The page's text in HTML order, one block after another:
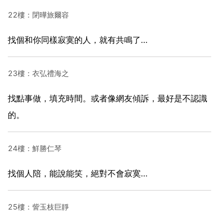
22樓：閉曄旅爾容
找個和你同樣寂寞的人，就有共鳴了…
23樓：衣弘禮海之
找點事做，填充時間。或者像網友傾訴，最好是不認識
的。
24樓：鮮勝仁琴
找個人陪，能說能笑，絕對不會寂寞…
25樓：訾玉枝巨靜